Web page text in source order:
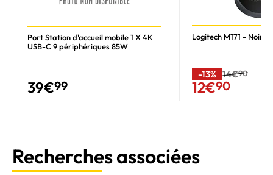
Port Station d'accueil mobile 1 X 4K
USB-C 9 périphériques 85W
39€99
Logitech M171 - Noir/
-13% 14€90
12€90
Recherches associées